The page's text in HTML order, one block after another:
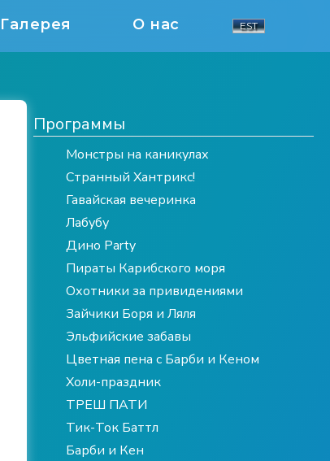
Галерея О нас EST
Программы
Монстры на каникулах
Странный Хантрикс!
Гавайская вечеринка
Лабубу
Дино Party
Пираты Карибского моря
Охотники за привидениями
Зайчики Боря и Ляля
Эльфийские забавы
Цветная пена с Барби и Кеном
Холи-праздник
ТРЕШ ПАТИ
Тик-Ток Баттл
Барби и Кен